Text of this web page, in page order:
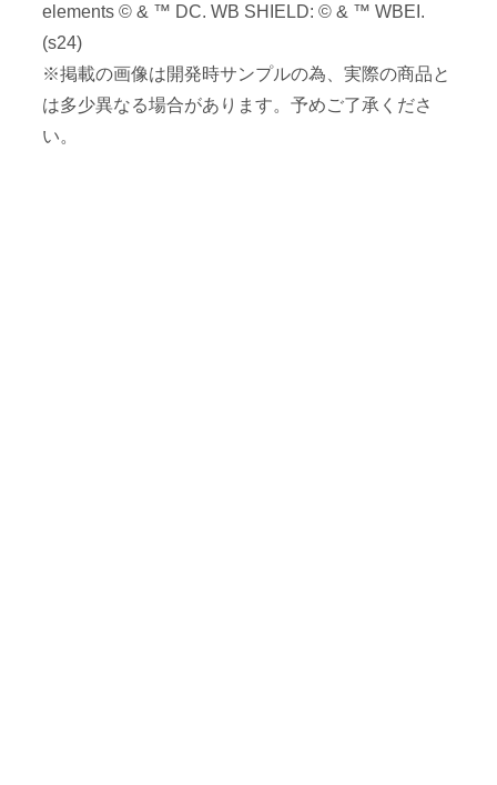
elements © & ™ DC. WB SHIELD: © & ™ WBEI.
(s24)
※掲載の画像は開発時サンプルの為、実際の商品と
は多少異なる場合があります。予めご了承くださ
い。